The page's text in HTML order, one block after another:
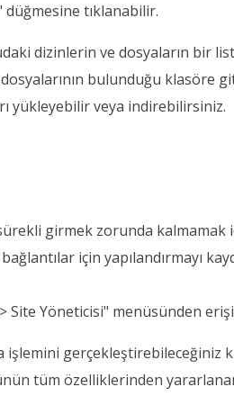
düğmesine tıklanabilir.
dizinlerin ve dosyaların bir
bulunduğu klasöre
yükleyebilir veya indirebilirsiniz.
girmek zorunda kalmamak
için yapılandırmayı
Site Yöneticisi" menüsünden
gerçekleştirebileceğiniz
tüm özelliklerinden